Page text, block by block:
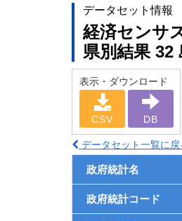
データセット情報
経済センサ
県別結果 32
表示・ダウンロード
CSV DB
データセット一覧に戻
政府統計名
政府統計コード